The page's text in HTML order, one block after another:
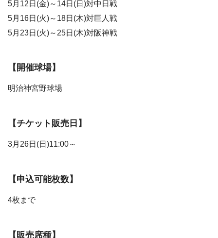
5月12日(金)～14日(日)対中日戦
5月16日(火)～18日(木)対巨人戦
5月23日(火)～25日(木)対阪神戦
【開催球場】
明治神宮野球場
【チケット販売日】
3月26日(日)11:00～
【申込可能枚数】
4枚まで
【販売席種】